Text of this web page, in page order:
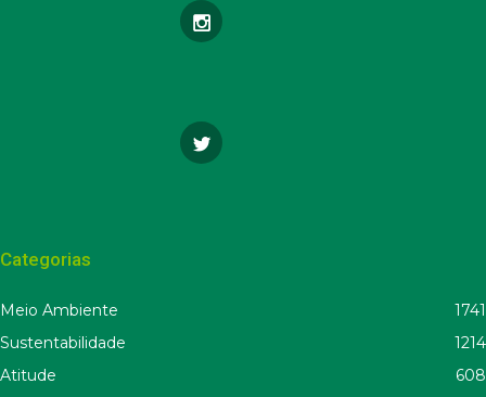
Categorias
Meio Ambiente
1741
Sustentabilidade
1214
Atitude
608